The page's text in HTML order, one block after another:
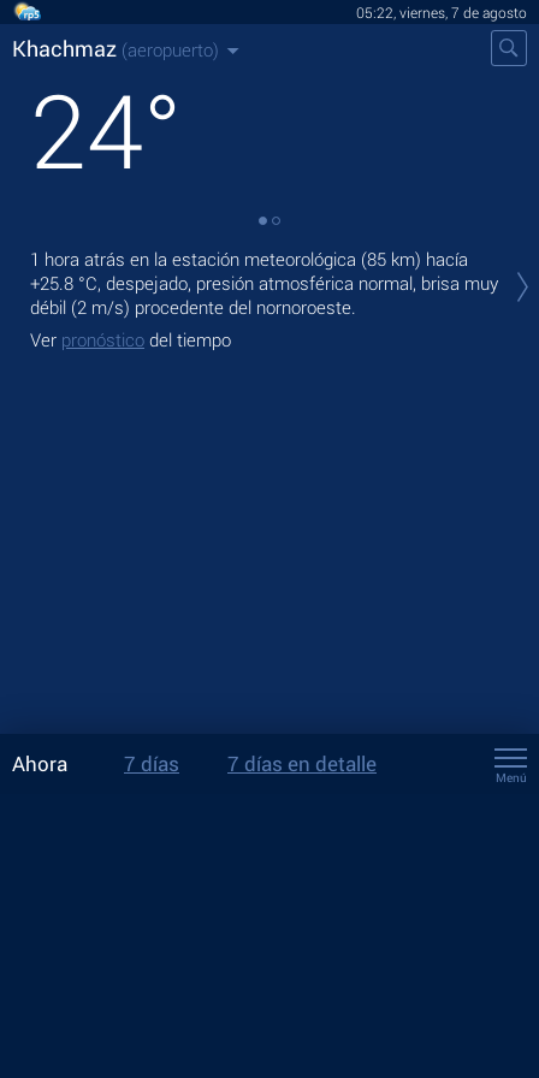
05:22, viernes, 7 de agosto
Khachmaz (aeropuerto)
24°
1 hora atrás en la estación meteorológica (85 km) hacía
+25.8 °C, despejado, presión atmosférica normal, brisa muy
débil (2 m/s) procedente del nornoroeste.
Ver pronóstico del tiempo
Ahora 7 días 7 días en detalle
Menú